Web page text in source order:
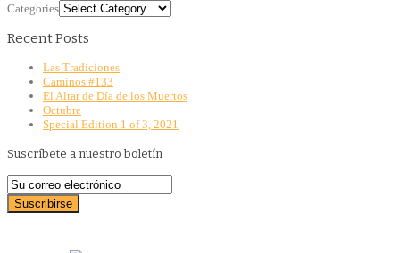
Categories
Recent Posts
Las Tradiciones
Caminos #133
El Altar de Día de los Muertos
Octubre
Special Edition 1 of 3, 2021
Suscríbete a nuestro boletín